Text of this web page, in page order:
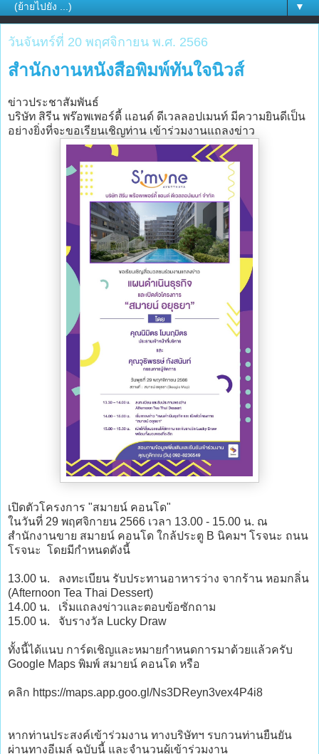
▼
วันจันทร์ที่ 20 พฤศจิกายน พ.ศ. 2566
สำนักงานหนังสือพิมพ์ทันใจนิวส์
ข่าวประชาสัมพันธ์
บริษัท สิรีน พร๊อพเพอร์ตี้ แอนด์ ดีเวลลอปเมนท์ มีความยินดีเป็น
อย่างยิ่งที่จะขอเรียนเชิญท่าน เข้าร่วมงานแถลงข่าว
เปิดตัวโครงการ "สมายน์ คอนโด"
ในวันที่ 29 พฤศจิกายน 2566 เวลา 13.00 - 15.00 น. ณ
สำนักงานขาย สมายน์ คอนโด ใกล้ประตู B นิคมฯ โรจนะ ถนน
โรจนะ โดยมีกำหนดดังนี้
13.00 น. ลงทะเบียน รับประทานอาหารว่าง จากร้าน หอมกลิ่น
(Afternoon Tea Thai Dessert)
14.00 น. เริ่มแถลงข่าวและตอบข้อซักถาม
15.00 น. จับรางวัล Lucky Draw
ทั้งนี้ได้แนบ การ์ดเชิญและหมายกำหนดการมาด้วยแล้วครับ
Google Maps พิมพ์ สมายน์ คอนโด หรือ
คลิก https://maps.app.goo.gl/Ns3DReyn3vex4P4i8
หากท่านประสงค์เข้าร่วมงาน ทางบริษัทฯ รบกวนท่านยืนยัน
ผ่านทางอีเมล์ ฉบับนี้ และจำนวนผู้เข้าร่วมงาน